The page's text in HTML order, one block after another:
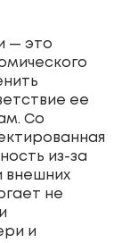
— это
ее
Со
из-за
внешних
не
и